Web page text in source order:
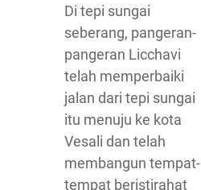
Di tepi sungai
seberang, pangeran-
pangeran Licchavi
telah memperbaiki
jalan dari tepi sungai
itu menuju ke kota
Vesali dan telah
membangun tempat-
tempat beristirahat